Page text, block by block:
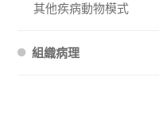
其他疾病動物模式
組織病理